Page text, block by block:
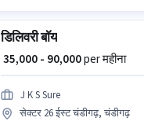
डिलिवरी बॉय
₹ 35,000 - 90,000per महीना
J K S Sure
सेक्टर 26 ईस्ट चंडीगढ़, चंडीगढ़